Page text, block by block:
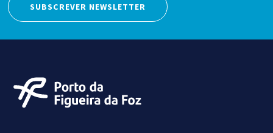
SUBSCREVER NEWSLETTER